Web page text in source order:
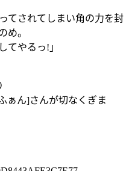
てされてしまい角の力を封
め。
てやるっ!」
ぁん]さんが切なくぎま